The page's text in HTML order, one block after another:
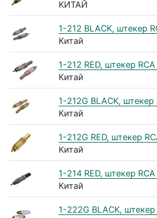
КИТАЙ
1-212 BLACK, штекер
Китай
1-212 RED, штекер
Китай
1-212G BLACK,
Китай
1-212G RED, штекер
Китай
1-214 RED, штекер
Китай
1-222G BLACK,